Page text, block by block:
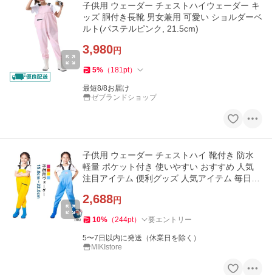
子供用 ウェーダー チェストハイウェーダー キ
ッズ 胴付き長靴 男女兼用 可愛い ショルダーベ
ルト(パステルピンク, 21.5cm)
3,980円
5% （ 181pt）
最短8/8お届け
ゼブランドショップ
子供用 ウェーダー チェストハイ 靴付き 防水
軽量 ポケット付き 使いやすい おすすめ 人気
注目アイテム 便利グッズ 人気アイテム 毎日使
2,688円
10% （244pt） 要エントリー
5〜7日以内に発送（休業日を除く）
MIKIstore